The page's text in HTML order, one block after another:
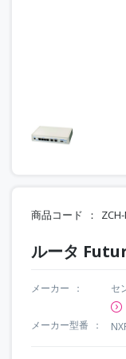
商品コード
ルータ
メーカー
セ
メーカー型番